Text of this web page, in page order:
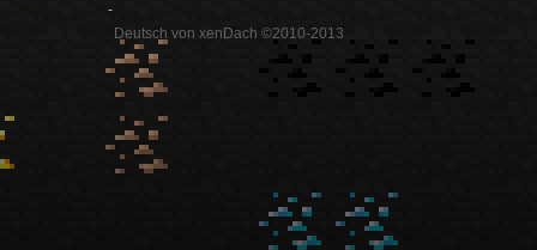
-
Deutsch von xenDach ©2010-2013